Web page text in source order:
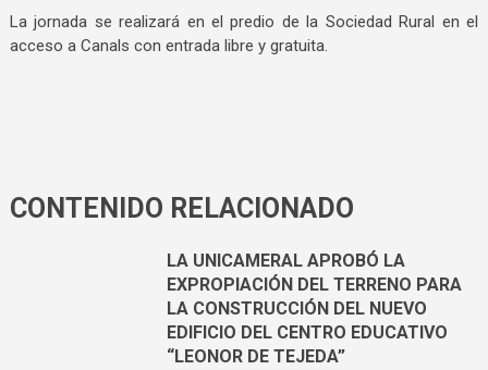
La jornada se realizará en el predio de la Sociedad Rural en el
acceso a Canals con entrada libre y gratuita.
CONTENIDO RELACIONADO
LA UNICAMERAL APROBÓ LA
EXPROPIACIÓN DEL TERRENO PARA
LA CONSTRUCCIÓN DEL NUEVO
EDIFICIO DEL CENTRO EDUCATIVO
“LEONOR DE TEJEDA”